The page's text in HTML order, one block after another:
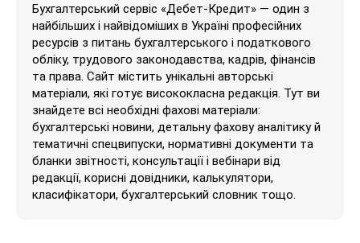
Бухгалтерський сервіс «Дебет-Кредит» — один з
найбільших і найвідоміших в Україні професійних
ресурсів з питань бухгалтерського і податкового
обліку, трудового законодавства, кадрів, фінансів
та права. Сайт містить унікальні авторські
матеріали, які готує висококласна редакція. Тут ви
знайдете всі необхідні фахові матеріали:
бухгалтерські новини, детальну фахову аналітику й
тематичні спецвипуски, нормативні документи та
бланки звітності, консультації і вебінари від
редакції, корисні довідники, калькулятори,
класифікатори, бухгалтерський словник тощо.